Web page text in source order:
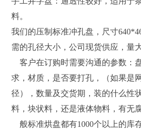
料。
我们的压制标准冲孔盘，尺寸
需的孔径大小，公司现货供应，量
客户在订购时需要沟通的参数：
求，材质，是否要打孔，（如果是
径），数量及交货期，装的什么性
料，块状料，还是液体物料，有无
般标准烘盘都有1000个以上的库